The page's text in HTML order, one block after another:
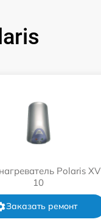
Polaris XV
10
Заказать ремонт